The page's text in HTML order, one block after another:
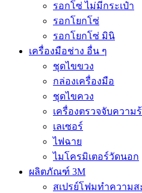
รอกโซ่ ไม่มีกระเป๋า
รอกโยกโซ่
รอกโยกโซ่ มินิ
เครื่องมือช่าง อื่น ๆ
ชุดไขขวง
กล่องเครื่องมือ
ชุดไขควง
เครื่องตรวจจับความ
เลเซอร์
ไฟฉาย
ไมโครมิเตอร์วัดนอก
ผลิตภัณฑ์ 3M
สเปรย์โฟมทำความ